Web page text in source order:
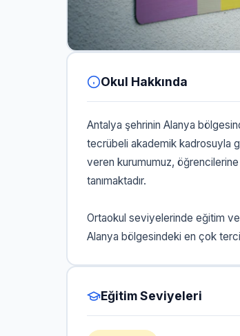
Okul Hakkında
Antalya şehrinin Alanya
tecrübeli akademik kadrosuyla
veren kurumumuz, öğrencilerine
tanımaktadır.
Ortaokul seviyelerinde eğitim
Alanya bölgesindeki en çok
Eğitim Seviyeleri